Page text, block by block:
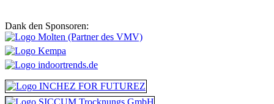
Dank den Sponsoren: